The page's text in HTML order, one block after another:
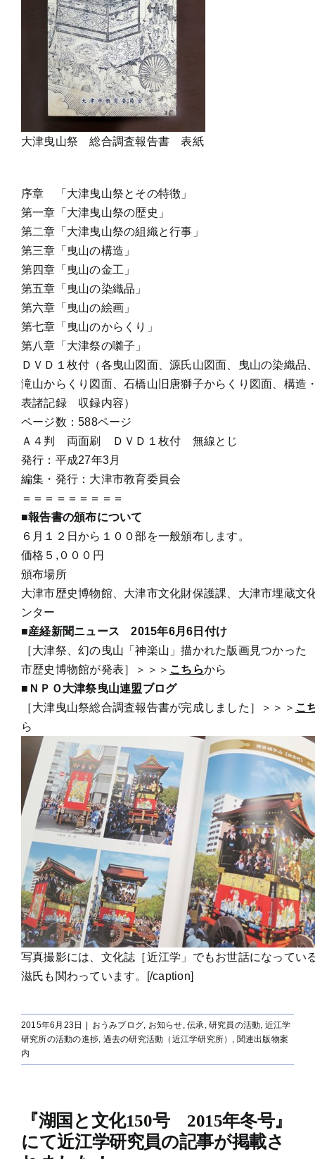
大津曳山祭 総合調査報告書 表紙
序章 「大津曳山祭とその特徴」
第一章「大津曳山祭の歴史」
第二章「大津曳山祭の組織と行事」
第三章「曳山の構造」
第四章「曳山の金工」
第五章「曳山の染織品」
第六章「曳山の絵画」
第七章「曳山のからくり」
第八章「大津祭の囃子」
ＤＶＤ１枚付（各曳山図面、源氏山図面、曳山の染織品
滝山からくり図面、石橋山旧唐獅子からくり図面、構造
表諸記録 収録内容）
ページ数：588ページ
Ａ４判 両面刷 ＤＶＤ１枚付 無線とじ
発行：平成27年3月
編集・発行：大津市教育委員会
＝＝＝＝＝＝＝＝＝
■報告書の頒布について
６月１２日から１００部を一般頒布します。
価格５,０００円
頒布場所
大津市歴史博物館、大津市文化財保護課、大津市埋蔵文
ンター
■産経新聞ニュース 2015年6月6日付け
［大津祭、幻の曳山「神楽山」描かれた版画見つかっ
市歴史博物館が発表］＞＞＞ こちらから
■ＮＰＯ大津祭曳山連盟ブログ
［大津曳山祭総合調査報告書が完成しました］＞＞＞ こ
ら
写真撮影には、文化誌［近江学」でもお世話になってい
滋氏も関わっています。[/caption]
2015年6月23日 おうみブログ, お知らせ,伝承,研究員の活動, 近江学
研究所の活動の進捗, 過去の研究活動（近江学研究所） , 関連出版物案
内
『湖国と文化150号 2015年冬号』
にて近江学研究員の記事が掲載さ